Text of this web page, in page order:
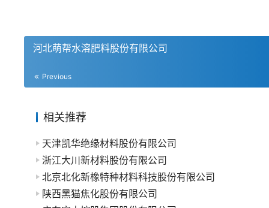
河北萌帮水溶肥料股份有限公司
Previous
相关推荐
天津凯华绝缘材料股份有限公司
浙江大川新材料股份有限公司
北京北化新橡特种材料科技股份有限公司
陕西黑猫焦化股份有限公司